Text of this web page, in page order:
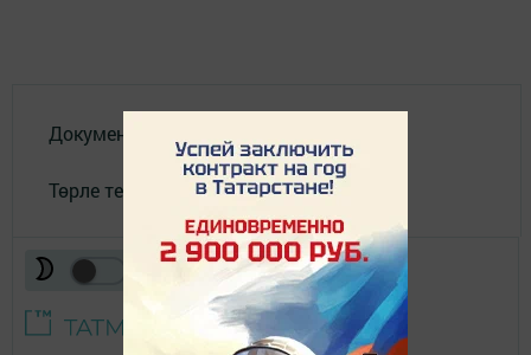
Документлар
Төрле темалар